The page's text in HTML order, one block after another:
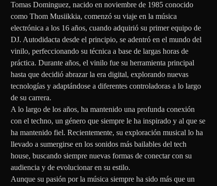
Tomas Dominguez, nacido en noviembre de 1985 conocido
como Thom Musiikkia, comenzó su viaje en la música
electrónica a los 16 años, cuando adquirió su primer equipo de
DJ. Autodidacta desde el principio, se adentró en el mundo del
vinilo, perfeccionando su técnica a base de largas horas de
práctica. Durante años, el vinilo fue su herramienta principal
hasta que decidió abrazar la era digital, explorando nuevas
tecnologías y adaptándose a diferentes controladoras a lo largo
de su carrera.
A lo largo de los años, ha mantenido una profunda conexión
con el techno, un género que siempre le ha inspirado y al que se
ha mantenido fiel. Recientemente, su exploración musical lo ha
llevado a sumergirse en los sonidos más bailables del tech
house, buscando siempre nuevas formas de conectar con su
audiencia y de evolucionar en su estilo.
Aunque su pasión por la música siempre ha sido más que un